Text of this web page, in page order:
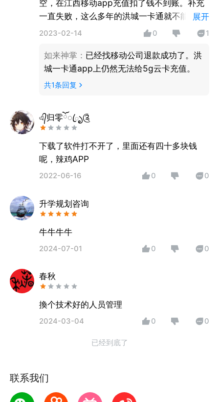
空，在江西移动app充值扣了钱不到账。补充
一直失败，这么多年的洪城一卡通就不能请个
技术过硬的大佬优化下系统吗？超级sim卡刷
如直接用小米钱包里的卡呢。
展开
2023-02-14 0 1
如来神掌 ： 已经找移动公司退款成功了。洪
城一卡通app上仍然无法给5g云卡充值。
共1条回复
এ᭄归零ོꦿృ༊
下载了软件打不开了，里面还有四十多块钱
呢，辣鸡APP
2022-06-16 0 0
升学规划咨询
牛牛牛牛
2024-07-01 0 0
春秋
換个技术好的人员管理
2024-03-04 0 0
已经到底了
联系我们